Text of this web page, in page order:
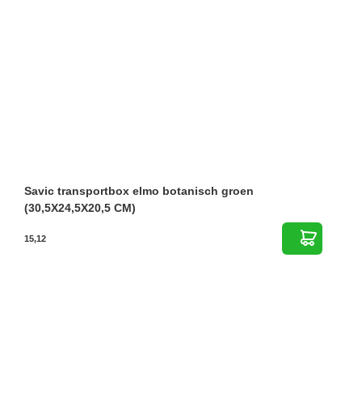
Savic transportbox elmo botanisch groen
(30,5X24,5X20,5 CM)
15,12